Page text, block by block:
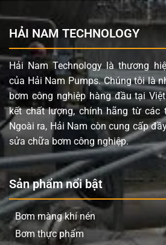
HẢI NAM TECHNOLOGY
Hải Nam Technology là thương
của Hải Nam Pumps. Chúng tôi là
bơm công nghiệp hàng đầu tại
kết chất lượng, chính hãng từ các
Ngoài ra, Hải Nam còn cung cấp
sửa chữa bơm công nghiệp.
Sản phẩm nổi bật
Bơm màng khí nén
Bơm thực phẩm